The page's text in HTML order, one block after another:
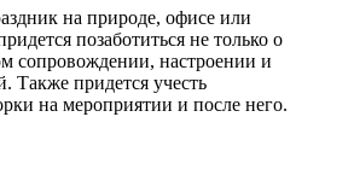
на природе, офисе или
позаботиться не только о
сопровождении, настроении и
Также придется учесть
на мероприятии и после него.